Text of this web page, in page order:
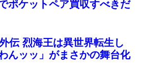
ポケットペア買収すべきだ
伝 烈海王は異世界転生し
んッッ」がまさかの舞台化